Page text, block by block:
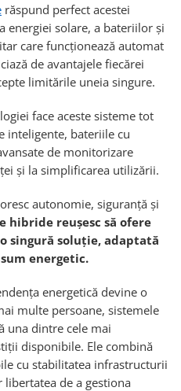
răspund perfect acestei
energiei solare, a bateriilor și
care funcționează automat
de avantajele fiecărei
limitările uneia singure.
face aceste sisteme tot
inteligente, bateriile cu
de monitorizare
și la simplificarea utilizării.
autonomie, siguranță și
hibride reușesc să ofere
singură soluție, adaptată
energetic.
energetică devine o
multe persoane, sistemele
una dintre cele mai
disponibile. Ele combină
cu stabilitatea infrastructurii
de a gestiona